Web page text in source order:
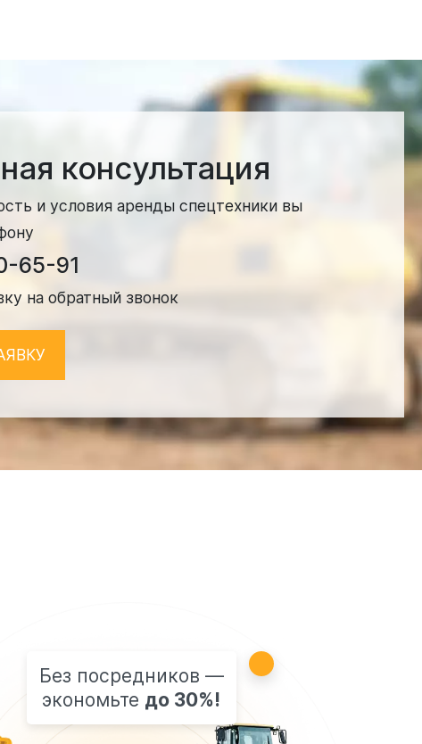
консультация
и условия аренды спецтехники вы
65-91
на обратный звонок
Без посредников —
экономьте до 30%!